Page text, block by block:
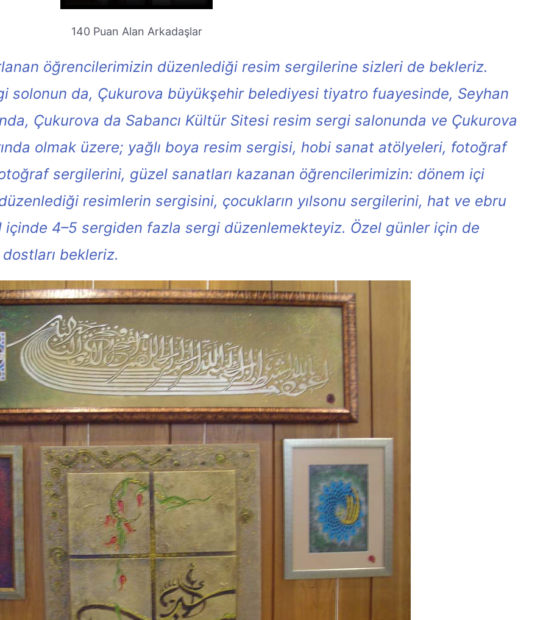
140 Puan Alan Arkadaşlar
öğrencilerimizin düzenlediği resim sergilerine sizleri de bekleriz.
solonun da, Çukurova büyükşehir belediyesi tiyatro fuayesinde, Seyhan
Çukurova da Sabancı Kültür Sitesi resim sergi salonunda ve Çukurova
olmak üzere; yağlı boya resim sergisi, hobi sanat atölyeleri, fotoğraf
sergilerini, güzel sanatları kazanan öğrencilerimizin: dönem içi
resimlerin sergisini, çocukların yılsonu sergilerini, hat ve ebru
4–5 sergiden fazla sergi düzenlemekteyiz. Özel günler için de
bekleriz.